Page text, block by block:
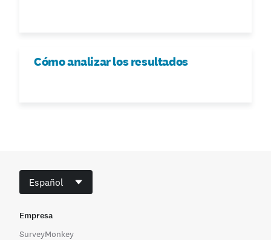
Cómo analizar los resultados
Español
Empresa
SurveyMonkey